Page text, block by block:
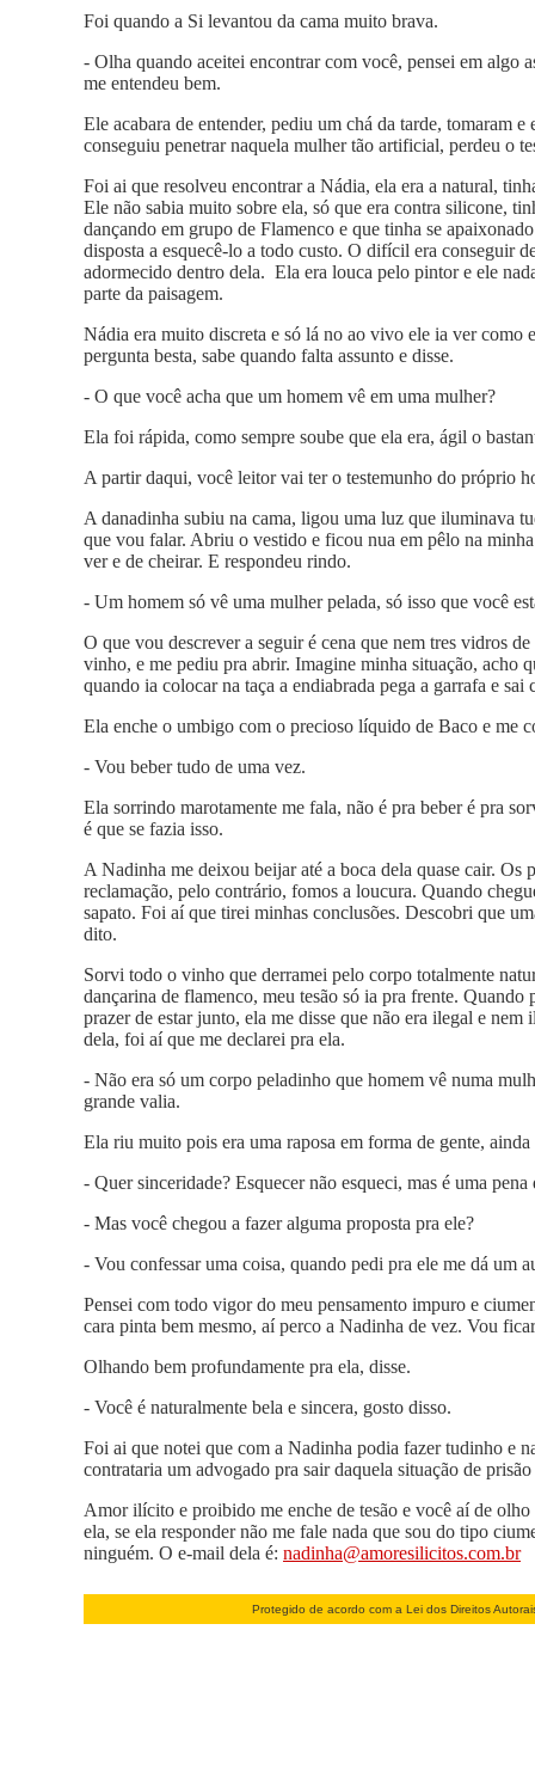
Foi quando a Si levantou da cama muito brava.
- Olha quando aceitei encontrar com você, pensei em algo
me entendeu bem.
Ele acabara de entender, pediu um chá da tarde, tomaram
conseguiu penetrar naquela mulher tão artificial, perdeu o
Foi ai que resolveu encontrar a Nádia, ela era a natural,
Ele não sabia muito sobre ela, só que era contra silicone,
dançando em grupo de Flamenco e que tinha se
disposta a esquecê-lo a todo custo. O difícil era conseguir
adormecido dentro dela. Ela era louca pelo pintor e ele
parte da paisagem.
Nádia era muito discreta e só lá no ao vivo ele ia ver como
pergunta besta, sabe quando falta assunto e disse.
- O que você acha que um homem vê em uma mulher?
Ela foi rápida, como sempre soube que ela era, ágil o
A partir daqui, você leitor vai ter o testemunho do próprio
A danadinha subiu na cama, ligou uma luz que iluminava
que vou falar. Abriu o vestido e ficou nua em pêlo na
ver e de cheirar. E respondeu rindo.
- Um homem só vê uma mulher pelada, só isso que você
O que vou descrever a seguir é cena que nem tres vidros
vinho, e me pediu pra abrir. Imagine minha situação, acho
quando ia colocar na taça a endiabrada pega a garrafa e sai
Ela enche o umbigo com o precioso líquido de Baco e me
- Vou beber tudo de uma vez.
Ela sorrindo marotamente me fala, não é pra beber é pra
é que se fazia isso.
A Nadinha me deixou beijar até a boca dela quase cair.
reclamação, pelo contrário, fomos a loucura. Quando
sapato. Foi aí que tirei minhas conclusões. Descobri que
dito.
Sorvi todo o vinho que derramei pelo corpo totalmente
dançarina de flamenco, meu tesão só ia pra frente.
prazer de estar junto, ela me disse que não era ilegal e
dela, foi aí que me declarei pra ela.
- Não era só um corpo peladinho que homem vê numa
grande valia.
Ela riu muito pois era uma raposa em forma de gente,
- Quer sinceridade? Esquecer não esqueci, mas é uma
- Mas você chegou a fazer alguma proposta pra ele?
- Vou confessar uma coisa, quando pedi pra ele me dá um
Pensei com todo vigor do meu pensamento impuro e
cara pinta bem mesmo, aí perco a Nadinha de vez. Vou
Olhando bem profundamente pra ela, disse.
- Você é naturalmente bela e sincera, gosto disso.
Foi ai que notei que com a Nadinha podia fazer tudinho e
contrataria um advogado pra sair daquela situação de
Amor ilícito e proibido me enche de tesão e você aí de
ela, se ela responder não me fale nada que sou do tipo
ninguém. O e-mail dela é: nadinha@amoresilicitos.com.br
Protegido de acordo com a Lei dos Direitos